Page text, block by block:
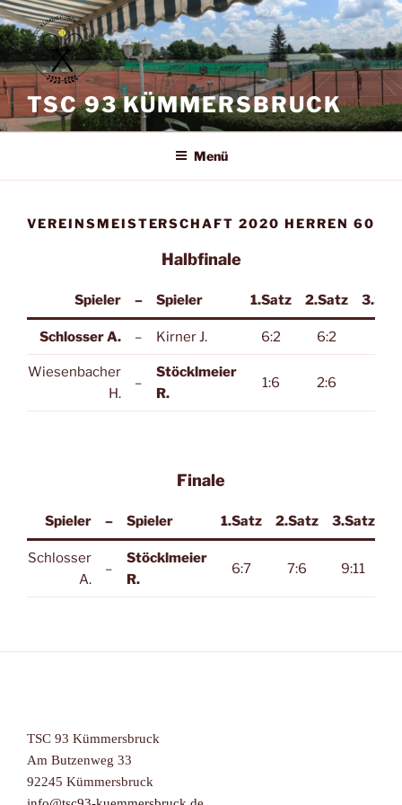
Zum
Inhalt
springen
TSC 93 KÜMMERSBRUCK
Menü
VEREINSMEISTERSCHAFT 2020 HERREN 60
Halbfinale
Spieler – Spieler 1.Satz 2.Satz
Schlosser A. – Kirner J. 6:2 6:2
Wiesenbacher
H.
–
Stöcklmeier
R.
1:6 2:6
Finale
Spieler – Spieler 1.Satz 2.Satz 3.Satz
Schlosser
A.
–
Stöcklmeier
R.
6:7 7:6 9:11
TSC 93 Kümmersbruck
Am Butzenweg 33
92245 Kümmersbruck